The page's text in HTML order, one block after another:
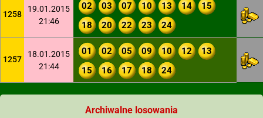
1258
19.01.2015
21:46
02 03 07 10 13 14
15
18
20 22 23 24
1257
18.01.2015
21:44
01 02 05 09 10 12
13
15
16 17 18 24
Archiwalne losowania